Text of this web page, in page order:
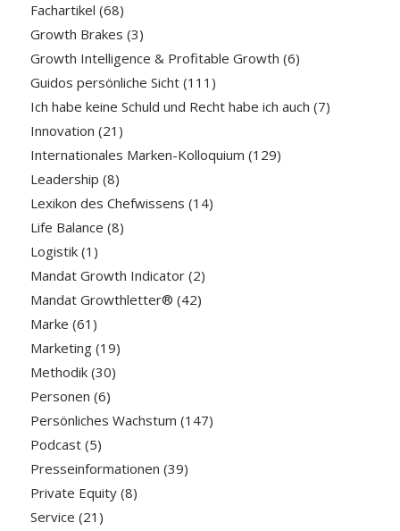
Fachartikel (68)
Growth Brakes (3)
Growth Intelligence & Profitable Growth (6)
Guidos persönliche Sicht(111)
Ich habe keine Schuld und Recht habe ich auch (7)
Innovation (21)
Internationales Marken-Kolloquium (129)
Leadership (8)
Lexikon des Chefwissens (14)
Life Balance (8)
Logistik(1)
Mandat Growth Indicator(2)
Mandat Growthletter® (42)
Marke (61)
Marketing(19)
Methodik(30)
Personen (6)
Persönliches Wachstum (147)
Podcast(5)
Presseinformationen (39)
Private Equity(8)
Service (21)